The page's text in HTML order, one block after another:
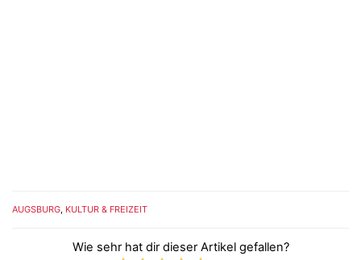
AUGSBURG, KULTUR & FREIZEIT
Wie sehr hat dir dieser Artikel gefallen?